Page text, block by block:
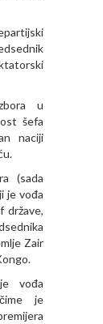
u
šefa
naciji
(sada
je vođa
države,
Zair
vođa
je